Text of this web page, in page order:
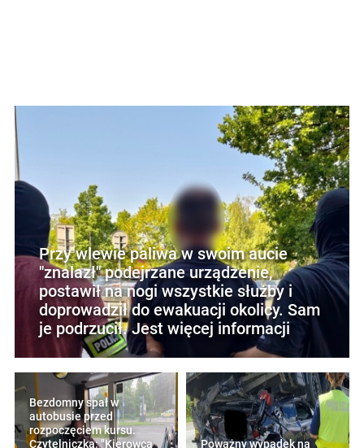
Przy wlewie paliwa w swoim aucie
"znalazł" podejrzane urządzenie,
postawił na nogi wszystkie służby i
doprowadził do ewakuacji okolicy. Sam
je podrzucił. Jest więcej informacji
Bezdomny spał w
autobusie przed
rozpoczęciem kursu.
Czytelniczka: "Kierowca
Poważny wypadek na